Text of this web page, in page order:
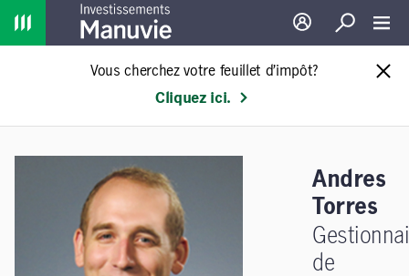
Home
Ouverture de
Recherche
Vous cherchez votre feuillet d’impôt?
Cliquez ici.
Andres
Torres
de